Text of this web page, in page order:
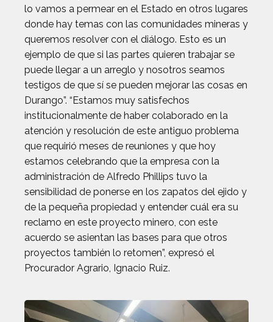
lo vamos a permear en el Estado en otros lugares
donde hay temas con las comunidades mineras y
queremos resolver con el diálogo. Esto es un
ejemplo de que si las partes quieren trabajar se
puede llegar a un arreglo y nosotros seamos
testigos de que sí se pueden mejorar las cosas en
Durango”. “Estamos muy satisfechos
institucionalmente de haber colaborado en la
atención y resolución de este antiguo problema
que requirió meses de reuniones y que hoy
estamos celebrando que la empresa con la
administración de Alfredo Phillips tuvo la
sensibilidad de ponerse en los zapatos del ejido y
de la pequeña propiedad y entender cuál era su
reclamo en este proyecto minero, con este
acuerdo se asientan las bases para que otros
proyectos también lo retomen”, expresó el
Procurador Agrario, Ignacio Ruiz.